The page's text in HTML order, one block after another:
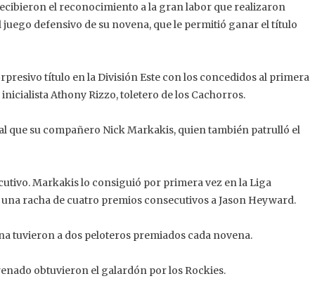
el reconocimiento a la gran labor que realizaron
defensivo de su novena, que le permitió ganar el título
título en la División Este con los concedidos al primera
Athony Rizzo, toletero de los Cachorros.
que su compañero Nick Markakis, quien también patrulló el
Markakis lo consiguió por primera vez en la Liga
racha de cuatro premios consecutivos a Jason Heyward.
tuvieron a dos peloteros premiados cada novena.
obtuvieron el galardón por los Rockies.